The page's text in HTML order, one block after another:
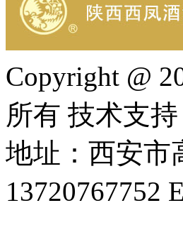
Copyright @
所有 技术支持
地址：西安市
13720767752